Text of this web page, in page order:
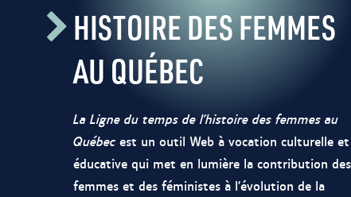
HISTOIRE DES FEMMES
AU QUÉBEC
La Ligne du temps de l’histoire des femmes au
Québec est un outil Web à vocation culturelle et
éducative qui met en lumière la contribution des
femmes et des féministes à l’évolution de la